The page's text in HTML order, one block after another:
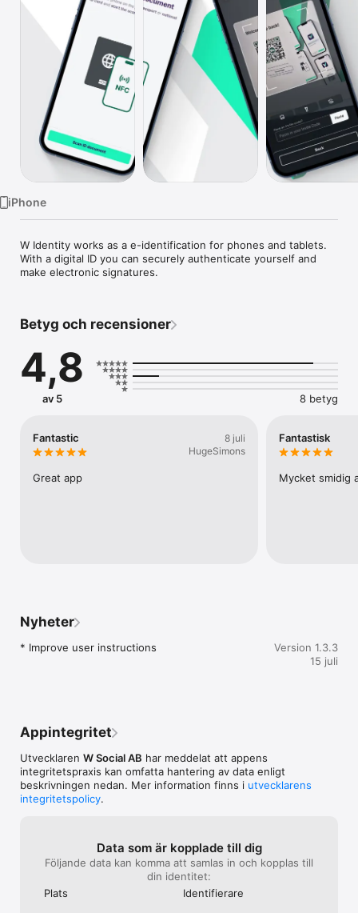
iPhone
W Identity works as a e-identification for phones and tablets.
With a digital ID you can securely authenticate yourself and
make electronic signatures.
Betyg och recensioner
4,8
av 5 8 betyg
Fantastic
8 juli
HugeSimons
Great app
Fantastisk
Mycket smidig
Nyheter
* Improve user instructions
Version 1.3.3
15 juli
Appintegritet
Utvecklaren W Social AB har meddelat att appens
integritetspraxis kan omfatta hantering av data enligt
beskrivningen nedan. Mer information finns i utvecklarens
integritetspolicy.
Data som är kopplade till dig
Följande data kan komma att samlas in och kopplas till
din identitet:
Plats
Identifierare